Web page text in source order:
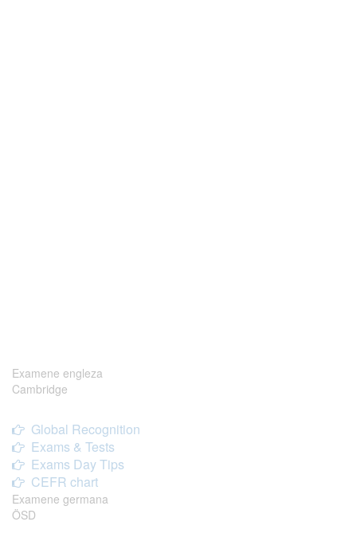
Examene engleza
Cambridge
Global Recognition
Exams & Tests
Exams Day Tips
CEFR chart
Examene germana
ÖSD